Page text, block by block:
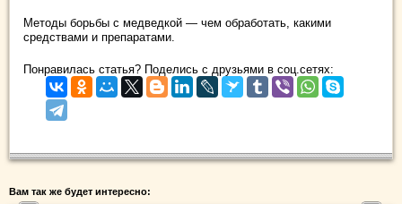
Методы борьбы с медведкой — чем обработать, какими
средствами и препаратами.
Понравилась статья? Поделись с друзьями в соц.сетях:
Вам так же будет интересно: